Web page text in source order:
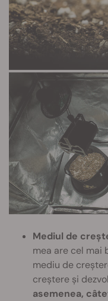
Mediul de
mea are cel mai
mediu de
creștere și
asemenea,